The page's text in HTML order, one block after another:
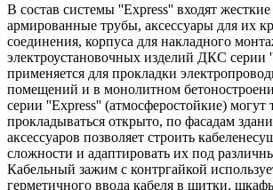
В состав системы ''Express'' входят
армированные трубы, аксессуары для их
соединения, корпуса для накладного
электроустановочных изделий ДКС серии
применяется для прокладки
помещений и в монолитном
серии ''Express'' (атмосферостойкие) могут
прокладываться открыто, по фасадам
аксессуаров позволяет строить
сложности и адаптировать их под
Кабельный зажим с контргайкой
герметичного ввода кабеля в щитки,